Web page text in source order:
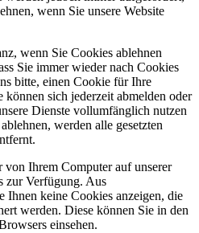
wenn Sie unsere Website
wenn Sie Cookies ablehnen
Sie immer wieder nach Cookies
bitte, einen Cookie für Ihre
können sich jederzeit abmelden oder
Dienste vollumfänglich nutzen
werden alle gesetzten
Ihrem Computer auf unserer
zur Verfügung. Aus
Ihnen keine Cookies anzeigen, die
werden. Diese können Sie in den
einsehen.